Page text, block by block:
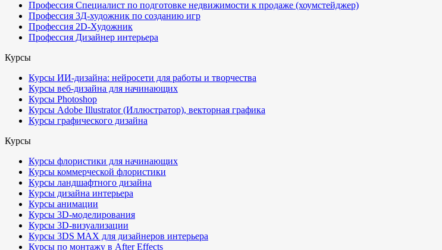
Профессия Специалист по подготовке недвижимости к продаже (хоумстейджер)
Профессия 3Д-художник по созданию игр
Профессия 2D-Художник
Профессия Дизайнер интерьера
Курсы
Курсы ИИ-дизайна: нейросети для работы и творчества
Курсы веб-дизайна для начинающих
Курсы Photoshop
Курсы Adobe Illustrator (Иллюстратор), векторная графика
Курсы графического дизайна
Курсы
Курсы флористики для начинающих
Курсы коммерческой флористики
Курсы ландшафтного дизайна
Курсы дизайна интерьера
Курсы анимации
Курсы 3D-моделирования
Курсы 3D-визуализации
Курсы 3DS MAX для дизайнеров интерьера
Курсы по монтажу в After Effects